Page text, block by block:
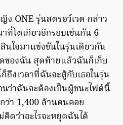
ง ONE รุ่นสตรอว์เวต กล่าว
ที่โตเกียวอีกรอบเช่นกัน 6
นใจมาแข่งขันในรุ่นเดียวกัน
ของฉัน สุดท้ายแล้วฉันก็เก็บ
ถึงเวลาที่ฉันจะสู้กับเธอในรุ่น
ว่าฉันจะต้องเป็นผู้ชนะไฟต์นี้
ว่า 1,400 ล้านคนคอย
ดว่าอะไรจะหยุดฉันได้